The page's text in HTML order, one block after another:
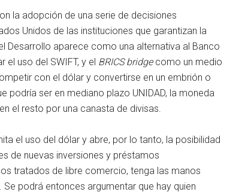
la adopción de una serie de decisiones
Unidos de las instituciones que garantizan la
Desarrollo aparece como una alternativa al Banco
uso del SWIFT, y el BRICS bridgecomo un medio
con el dólar y convertirse en un embrión o
podría ser en mediano plazo UNIDAD, la moneda
el resto por una canasta de divisas.
el uso del dólar y abre, por lo tanto, la posibilidad
de nuevas inversiones y préstamos
tratados de libre comercio, tenga las manos
podrá entonces argumentar que hay quien